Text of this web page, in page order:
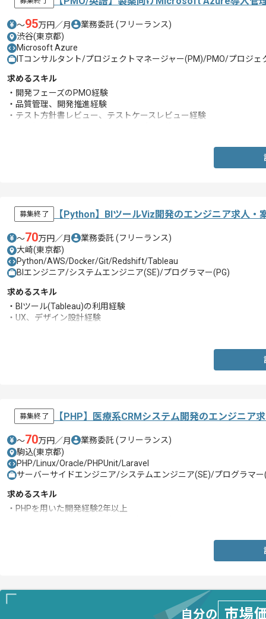
〜95万円／月 業務委託 (フリーランス)
渋谷(東京都)
Microsoft Azure
ITコンサルタント/プロジェクトマネージャー(PM)/PMO/プロジェ
求めるスキル
・開発フェーズのPMO経験
・品質管理、開発推進経験
・テスト方針書レビュー、テストケースレビュー経験
募集終了 【Python】BIツールViz開発のエンジニア求人・
〜70万円／月 業務委託 (フリーランス)
大崎(東京都)
Python/AWS/Docker/Git/Redshift/Tableau
BIエンジニア/システムエンジニア(SE)/プログラマー(PG)
求めるスキル
・BIツール(Tableau)の利用経験
・UX、デザイン設計経験
募集終了 【PHP】医療系CRMシステム開発のエンジニア
〜70万円／月 業務委託 (フリーランス)
駒込(東京都)
PHP/Linux/Oracle/PHPUnit/Laravel
サーバーサイドエンジニア/システムエンジニア(SE)/プログラマー
求めるスキル
・PHPを用いた開発経験2年以上
自分の 市場